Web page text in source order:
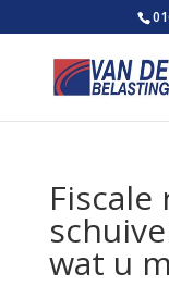
Fiscale
wat u